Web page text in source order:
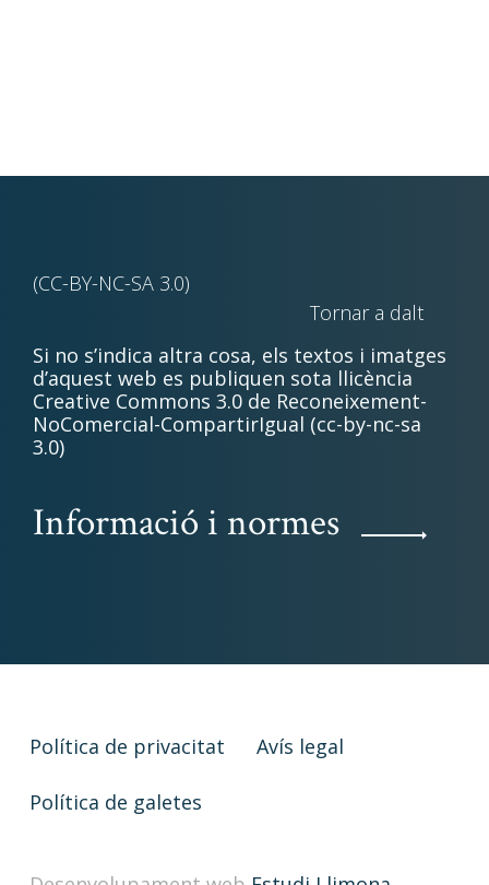
(CC-BY-NC-SA 3.0)
Tornar a dalt
Si no s’indica altra cosa, els textos i imatges
d’aquest web es publiquen sota llicència
Creative Commons 3.0 de Reconeixement-
NoComercial-CompartirIgual (cc-by-nc-sa
3.0)
Informació i normes
Política de privacitat Avís legal
Política de galetes